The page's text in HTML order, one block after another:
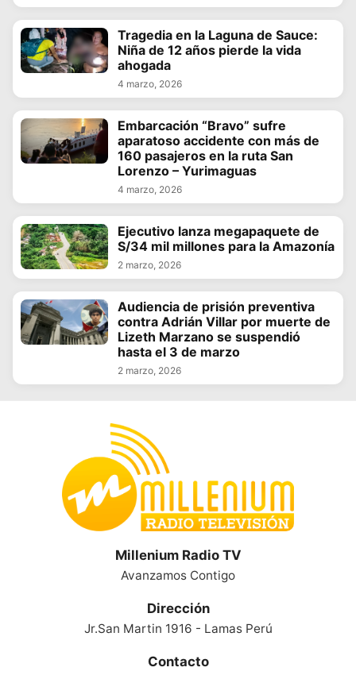
Tragedia en la Laguna de Sauce:
Niña de 12 años pierde la vida
ahogada
4 marzo, 2026
Embarcación “Bravo” sufre
aparatoso accidente con más de
160 pasajeros en la ruta San
Lorenzo – Yurimaguas
4 marzo, 2026
Ejecutivo lanza megapaquete de
S/34 mil millones para la Amazonía
2 marzo, 2026
Audiencia de prisión preventiva
contra Adrián Villar por muerte de
Lizeth Marzano se suspendió
hasta el 3 de marzo
2 marzo, 2026
Millenium Radio TV
Avanzamos Contigo
Dirección
Jr.San Martin 1916 - Lamas Perú
Contacto